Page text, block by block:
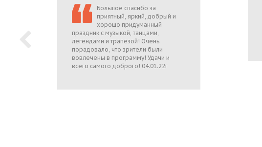
Большое спасибо за
приятный, яркий, добрый и
хорошо придуманный
праздник с музыкой, танцами,
легендами и трапезой! Очень
порадовало, что зрители были
вовлечены в программу! Удачи и
всего самого доброго! 04.01.22г